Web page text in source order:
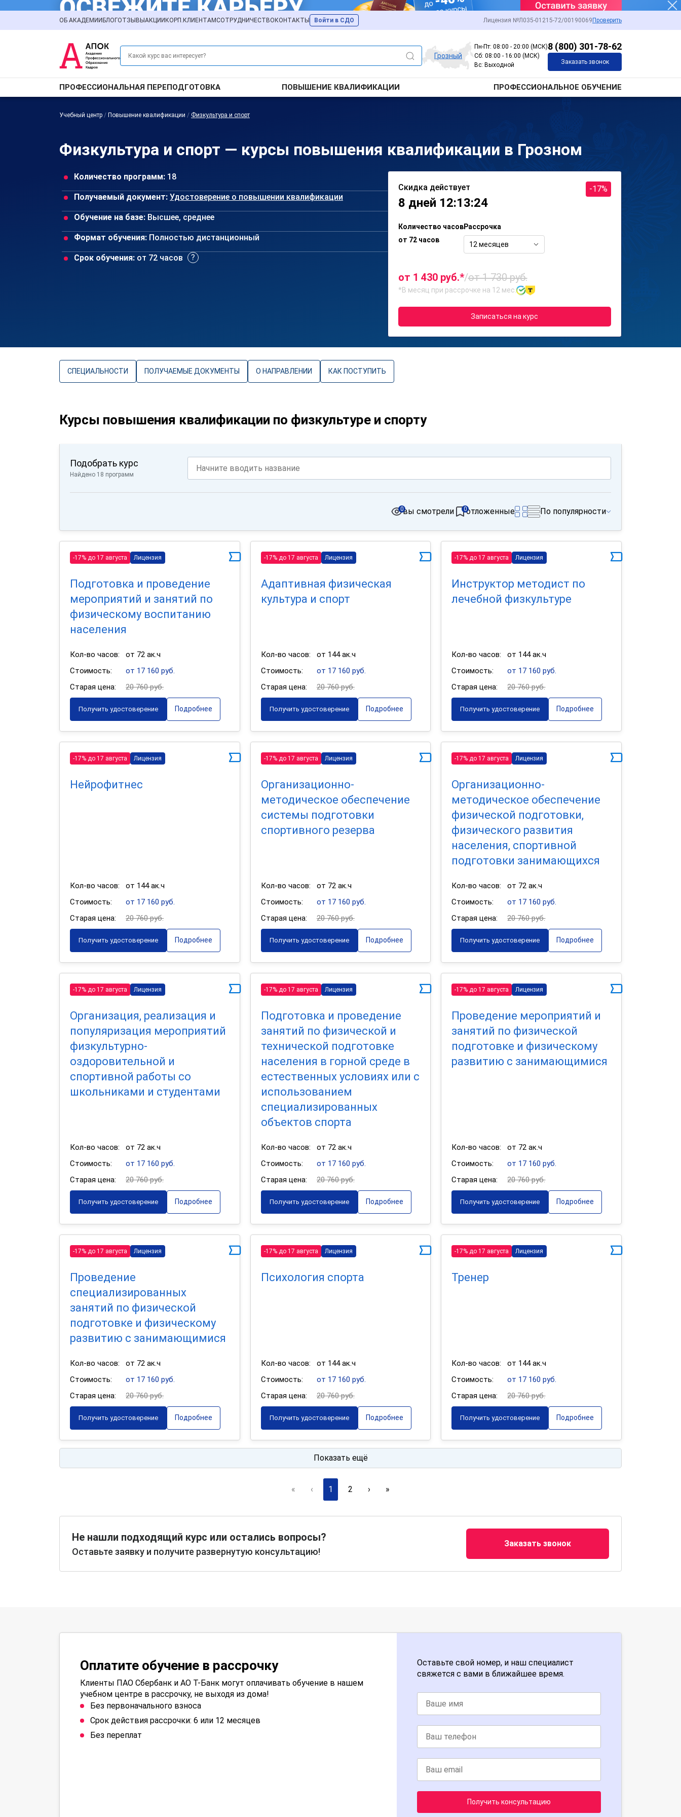
ОБ АКАДЕМИИ БЛОГОТЗЫВЫ АКЦИИ КОРП.КЛИЕНТАМСОТРУДНИЧЕСТВО КОНТАКТЫ Войти в СДО Лицензия №Л035-01215-72/00190069 Проверить
Грозный
Пн-Пт: 08:00 - 20:00 (МСК)
Сб: 08:00 - 16:00 (МСК)
Вс: Выходной
8 (800) 301-78-62
Заказать звонок
ПРОФЕССИОНАЛЬНАЯ ПЕРЕПОДГОТОВКА ПОВЫШЕНИЕ КВАЛИФИКАЦИИ ПРОФЕССИОНАЛЬНОЕ ОБУЧЕНИЕ
Учебный центр / Повышение квалификации / Физкультура и спорт
Физкультура и спорт — курсы повышения квалификации в Грозном
Количество программ: 18
Получаемый документ: Удостоверение о повышении квалификации
Обучение на базе: Высшее, среднее
Формат обучения: Полностью дистанционный
Срок обучения: от 72 часов
Скидка действует
8 дней 12:13:24
-17%
Количество часов
от 72 часов
Рассрочка
12 месяцев
от 1 430 руб.*/от 1 730 руб.
*В месяц при рассрочке на 12 мес.
Записаться на курс
СПЕЦИАЛЬНОСТИ ПОЛУЧАЕМЫЕ ДОКУМЕНТЫ О НАПРАВЛЕНИИ КАК ПОСТУПИТЬ
Курсы повышения квалификации по физкультуре и спорту
Подобрать курс
Найдено 18 программ
вы смотрели
0 отложенные
0 По популярности
-17% до 17 августа Лицензия
Подготовка и проведение
мероприятий и занятий по
физическому воспитанию
населения
Кол-во часов:
от 72 ак.ч
Стоимость:
от 17 160 руб.
Старая цена:
20 760 руб.
Получить удостоверение Подробнее
-17% до 17 августа Лицензия
Адаптивная физическая
культура и спорт
Кол-во часов:
от 144 ак.ч
Стоимость:
от 17 160 руб.
Старая цена:
20 760 руб.
Получить удостоверение Подробнее
-17% до 17 августа Лицензия
Инструктор методист по
лечебной физкультуре
Кол-во часов:
от 144 ак.ч
Стоимость:
от 17 160 руб.
Старая цена:
20 760 руб.
Получить удостоверение Подробнее
-17% до 17 августа Лицензия
Нейрофитнес
Кол-во часов:
от 144 ак.ч
Стоимость:
от 17 160 руб.
Старая цена:
20 760 руб.
Получить удостоверение Подробнее
-17% до 17 августа Лицензия
Организационно-
методическое обеспечение
системы подготовки
спортивного резерва
Кол-во часов:
от 72 ак.ч
Стоимость:
от 17 160 руб.
Старая цена:
20 760 руб.
Получить удостоверение Подробнее
-17% до 17 августа Лицензия
Организационно-
методическое обеспечение
физической подготовки,
физического развития
населения, спортивной
подготовки занимающихся
Кол-во часов:
от 72 ак.ч
Стоимость:
от 17 160 руб.
Старая цена:
20 760 руб.
Получить удостоверение Подробнее
-17% до 17 августа Лицензия
Организация, реализация и
популяризация мероприятий
физкультурно-
оздоровительной и
спортивной работы со
школьниками и студентами
Кол-во часов:
от 72 ак.ч
Стоимость:
от 17 160 руб.
Старая цена:
20 760 руб.
Получить удостоверение Подробнее
-17% до 17 августа Лицензия
Подготовка и проведение
занятий по физической и
технической подготовке
населения в горной среде в
естественных условиях или с
использованием
специализированных
объектов спорта
Кол-во часов:
от 72 ак.ч
Стоимость:
от 17 160 руб.
Старая цена:
20 760 руб.
Получить удостоверение Подробнее
-17% до 17 августа Лицензия
Проведение мероприятий и
занятий по физической
подготовке и физическому
развитию с занимающимися
Кол-во часов:
от 72 ак.ч
Стоимость:
от 17 160 руб.
Старая цена:
20 760 руб.
Получить удостоверение Подробнее
-17% до 17 августа Лицензия
Проведение
специализированных
занятий по физической
подготовке и физическому
развитию с занимающимися
Кол-во часов:
от 72 ак.ч
Стоимость:
от 17 160 руб.
Старая цена:
20 760 руб.
Получить удостоверение Подробнее
-17% до 17 августа Лицензия
Психология спорта
Кол-во часов:
от 144 ак.ч
Стоимость:
от 17 160 руб.
Старая цена:
20 760 руб.
Получить удостоверение Подробнее
-17% до 17 августа Лицензия
Тренер
Кол-во часов:
от 144 ак.ч
Стоимость:
от 17 160 руб.
Старая цена:
20 760 руб.
Получить удостоверение Подробнее
Показать ещё
« ‹ 1 2 › »
Не нашли подходящий курс или остались вопросы?
Оставьте заявку и получите развернутую консультацию!
Заказать звонок
Оплатите обучение в рассрочку
Клиенты ПАО Сбербанк и АО Т-Банк могут оплачивать обучение в нашем
учебном центре в рассрочку, не выходя из дома!
Без первоначального взноса
Срок действия рассрочки: 6 или 12 месяцев
Без переплат
Оставьте свой номер, и наш специалист
свяжется с вами в ближайшее время.
Получить консультацию